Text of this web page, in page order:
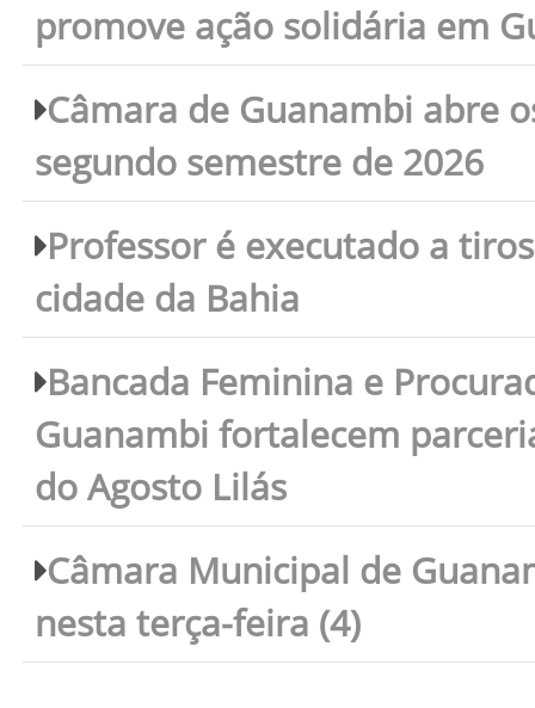
promove ação solidária em
Câmara de Guanambi abre
segundo semestre de 2026
Professor é executado a
cidade da Bahia
Bancada Feminina e
Guanambi fortalecem
do Agosto Lilás
Câmara Municipal de
nesta terça-feira (4)